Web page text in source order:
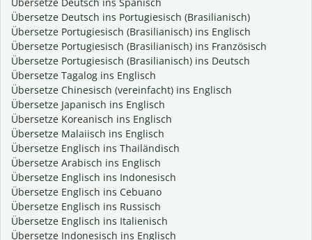
Übersetze Deutsch ins Portugiesisch (Brasilianisch)
Übersetze Portugiesisch (Brasilianisch) ins Englisch
Übersetze Portugiesisch (Brasilianisch) ins Französisch
Übersetze Portugiesisch (Brasilianisch) ins Deutsch
Übersetze Tagalog ins Englisch
Übersetze Chinesisch (vereinfacht) ins Englisch
Übersetze Japanisch ins Englisch
Übersetze Koreanisch ins Englisch
Übersetze Malaiisch ins Englisch
Übersetze Englisch ins Thailändisch
Übersetze Arabisch ins Englisch
Übersetze Englisch ins Indonesisch
Übersetze Englisch ins Cebuano
Übersetze Englisch ins Russisch
Übersetze Englisch ins Italienisch
Übersetze Indonesisch ins Englisch